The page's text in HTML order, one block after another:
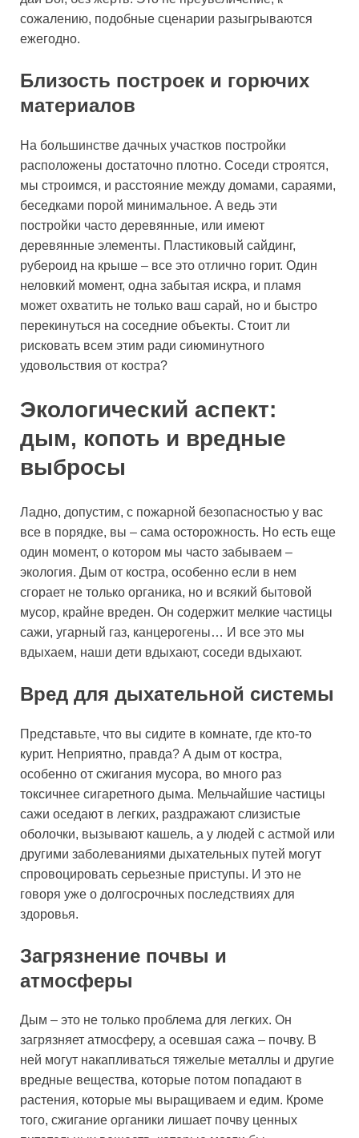
сожалению, подобные сценарии разыгрываются
ежегодно.
Близость построек и горючих
материалов
На большинстве дачных участков постройки
расположены достаточно плотно. Соседи строятся,
мы строимся, и расстояние между домами, сараями,
беседками порой минимальное. А ведь эти
постройки часто деревянные, или имеют
деревянные элементы. Пластиковый сайдинг,
рубероид на крыше – все это отлично горит. Один
неловкий момент, одна забытая искра, и пламя
может охватить не только ваш сарай, но и быстро
перекинуться на соседние объекты. Стоит ли
рисковать всем этим ради сиюминутного
удовольствия от костра?
Экологический аспект:
дым, копоть и вредные
выбросы
Ладно, допустим, с пожарной безопасностью у вас
все в порядке, вы – сама осторожность. Но есть еще
один момент, о котором мы часто забываем –
экология. Дым от костра, особенно если в нем
сгорает не только органика, но и всякий бытовой
мусор, крайне вреден. Он содержит мелкие частицы
сажи, угарный газ, канцерогены… И все это мы
вдыхаем, наши дети вдыхают, соседи вдыхают.
Вред для дыхательной системы
Представьте, что вы сидите в комнате, где кто-то
курит. Неприятно, правда? А дым от костра,
особенно от сжигания мусора, во много раз
токсичнее сигаретного дыма. Мельчайшие частицы
сажи оседают в легких, раздражают слизистые
оболочки, вызывают кашель, а у людей с астмой или
другими заболеваниями дыхательных путей могут
спровоцировать серьезные приступы. И это не
говоря уже о долгосрочных последствиях для
здоровья.
Загрязнение почвы и
атмосферы
Дым – это не только проблема для легких. Он
загрязняет атмосферу, а осевшая сажа – почву. В
ней могут накапливаться тяжелые металлы и другие
вредные вещества, которые потом попадают в
растения, которые мы выращиваем и едим. Кроме
того, сжигание органики лишает почву ценных